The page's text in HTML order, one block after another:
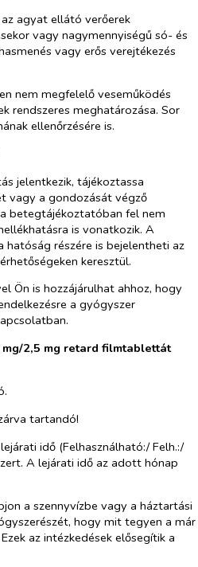
agyat ellátó verőerek
vagy nagymennyiségű só- és
vagy erős verejtékezés
nem megfelelő veseműködés
rendszeres meghatározása. Sor
ellenőrzésére is.
jelentkezik, tájékoztassa
vagy a gondozását végző
betegtájékoztatóban fel nem
is vonatkozik. A
részére is bejelentheti az
keresztül.
Ön is hozzájárulhat ahhoz, hogy
a gyógyszer
2,5 mg retard filmtablettát
tartandó!
idő (Felhasználható:/ Felh.:/
A lejárati idő az adott hónap
a szennyvízbe vagy a háztartási
hogy mit tegyen a már
az intézkedések elősegítik a